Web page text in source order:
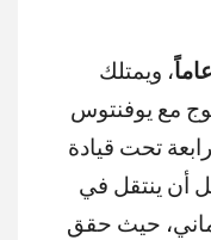
، ويمتلك
مع يوفنتوس
تحت قيادة
أن ينتقل في
حيث حقق